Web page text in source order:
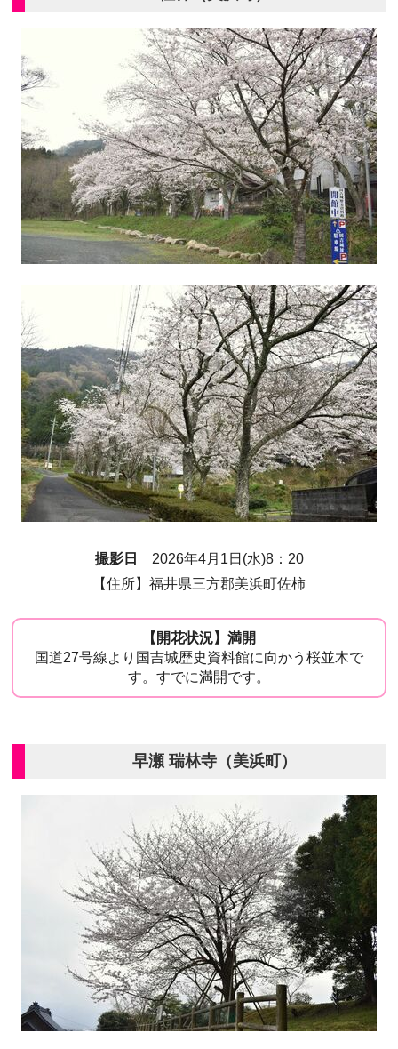
撮影日
2026年4月1日(水)8：20
【住所】福井県三方郡美浜町佐柿
【開花状況】満開
国道27号線より国吉城歴史資料館に向かう桜並木で
す。すでに満開です。
早瀬 瑞林寺（美浜町）